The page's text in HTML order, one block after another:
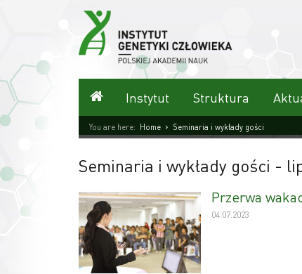
Strona główna
Instytut Struktura
You are here: Home › Seminaria i wykłady gości
Seminaria i wykłady gości -
Przerwa
04.07.2023